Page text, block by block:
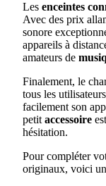
Les enceintes
Avec des prix
sonore
appareils à
amateurs de
Finalement, le
tous les
facilement son
petitaccessoire
hésitation.
Pour compléter
originaux, voici